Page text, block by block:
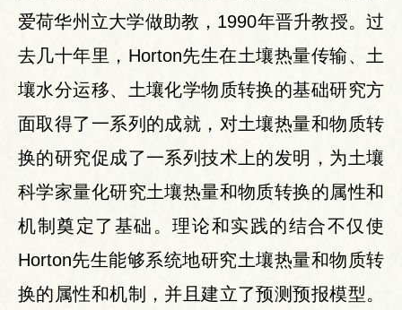
爱荷华州立大学做助教，1990年晋升教授。过
去几十年里，Horton先生在土壤热量传输、土
壤水分运移、土壤化学物质转换的基础研究方
面取得了一系列的成就，对土壤热量和物质转
换的研究促成了一系列技术上的发明，为土壤
科学家量化研究土壤热量和物质转换的属性和
机制奠定了基础。理论和实践的结合不仅使
Horton先生能够系统地研究土壤热量和物质转
换的属性和机制，并且建立了预测预报模型。